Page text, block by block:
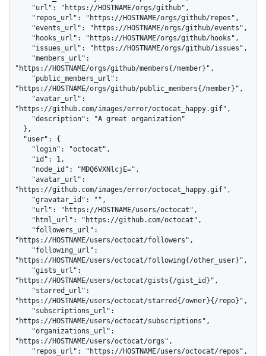
"https://HOSTNAME/orgs/github/members{/member}",
"https://HOSTNAME/orgs/github/public_members{/member}",
"https://github.com/images/error/octocat_happy.gif",
"https://github.com/images/error/octocat_happy.gif",
"https://HOSTNAME/users/octocat/followers",
"https://HOSTNAME/users/octocat/following{/other_user}",
"https://HOSTNAME/users/octocat/gists{/gist_id}",
"https://HOSTNAME/users/octocat/starred{/owner}{/repo}",
"https://HOSTNAME/users/octocat/subscriptions",
"https://HOSTNAME/users/octocat/orgs",